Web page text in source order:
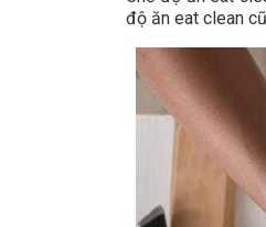
độ ăn eat clean